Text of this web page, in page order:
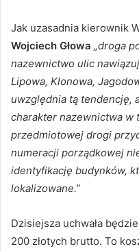
Jak uzasadnia kierownik
Wojciech Głowa „droga
nazewnictwo ulic
Lipowa, Klonowa,
uwzględnia tą tendencję,
charakter nazewnictwa w
przedmiotowej drogi
numeracji porządkowej
identyfikację budynków,
lokalizowane.”
Dzisiejsza uchwała
200 złotych brutto. To